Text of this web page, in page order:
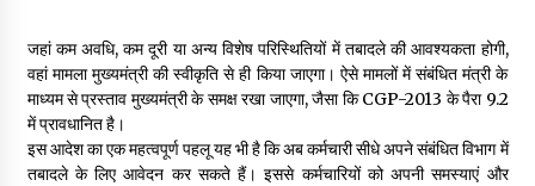
जहां कम अवधि, कम दूरी या अन्य विशेष परिस्थितियों में तबादले की आवश्यकता होगी,
वहां मामला मुख्यमंत्री की स्वीकृति से ही किया जाएगा। ऐसे मामलों में संबंधित मंत्री के
माध्यम से प्रस्ताव मुख्यमंत्री के समक्ष रखा जाएगा, जैसा कि CGP-2013 के पैरा 9.2
में प्रावधानित है।
इस आदेश का एक महत्वपूर्ण पहलू यह भी है कि अब कर्मचारी सीधे अपने संबंधित विभाग में
तबादले के लिए आवेदन कर सकते हैं। इससे कर्मचारियों को अपनी समस्याएं और